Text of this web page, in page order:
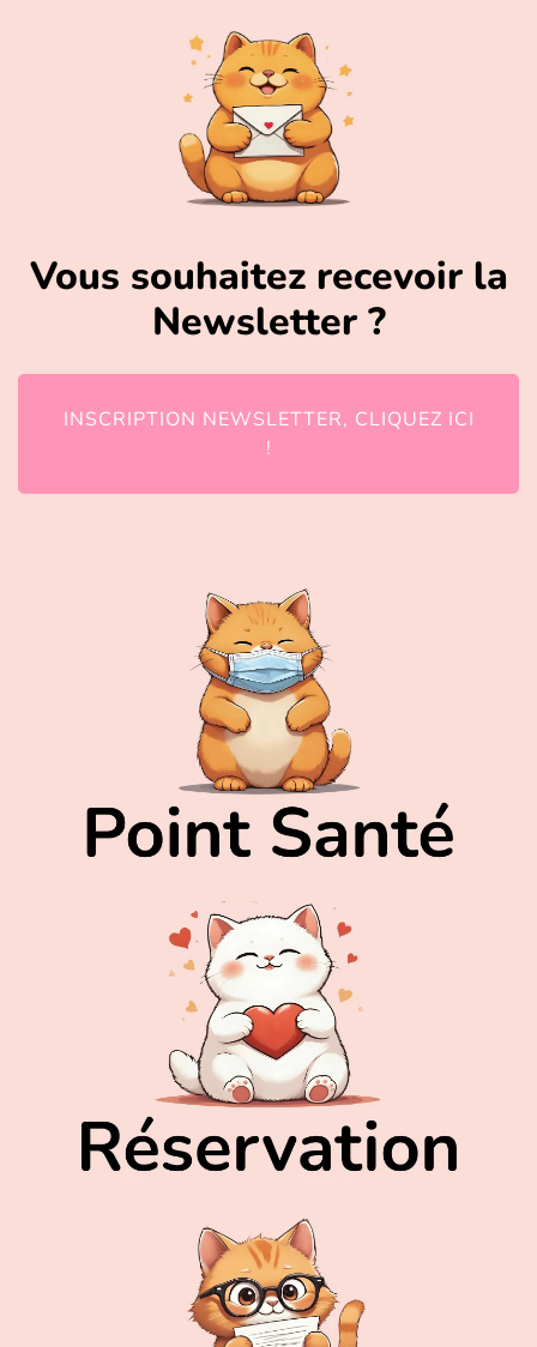
Vous souhaitez recevoir la
Newsletter ?
INSCRIPTION NEWSLETTER, CLIQUEZ ICI
!